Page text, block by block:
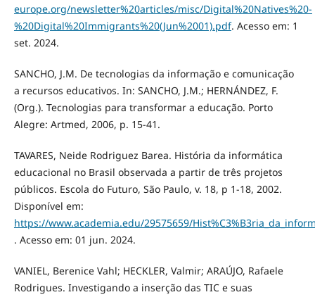
europe.org/newsletter%20articles/misc/Digital%20Natives%20-
%20Digital%20Immigrants%20(Jun%2001).pdf. Acesso em: 1
set. 2024.
SANCHO, J.M. De tecnologias da informação e comunicação
a recursos educativos. In: SANCHO, J.M.; HERNÁNDEZ, F.
(Org.). Tecnologias para transformar a educação. Porto
Alegre: Artmed, 2006, p. 15-41.
TAVARES, Neide Rodriguez Barea. História da informática
educacional no Brasil observada a partir de três projetos
públicos. Escola do Futuro, São Paulo, v. 18, p 1-18, 2002.
Disponível em:
https://www.academia.edu/29575659/
. Acesso em: 01 jun. 2024.
VANIEL, Berenice Vahl; HECKLER, Valmir; ARAÚJO, Rafaele
Rodrigues. Investigando a inserção das TIC e suas